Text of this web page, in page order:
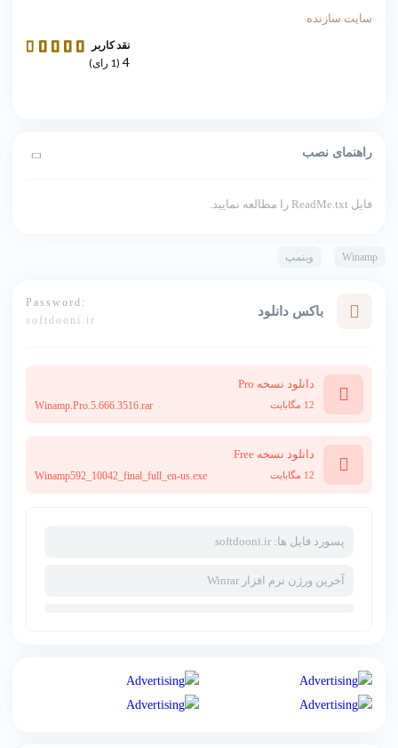
سایت سازنده
نقد کاربر
4
(
1 رای)
راهنمای نصب
فایل ReadMe.txt را مطالعه نمایید.
Winamp وینمپ
باکس دانلود
Password:
softdooni.ir
دانلود نسخه Pro
12 مگابایت Winamp.Pro.5.666.3516.rar
دانلود نسخه Free
12 مگابایت Winamp592_10042_final_full_en-us.exe
پسورد فایل ها: softdooni.ir
آخرین ورژن نرم افزار Winrar